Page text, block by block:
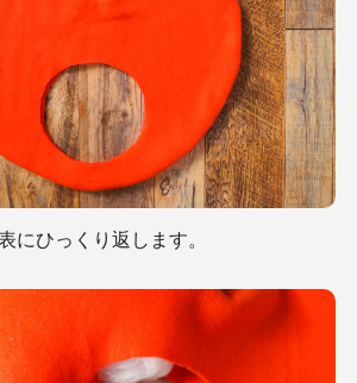
にひっくり返します。